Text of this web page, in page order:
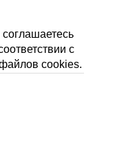
с
cookies.